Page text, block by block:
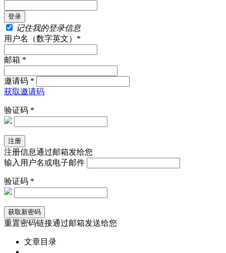
记住我的登录信息
用户名（数字英文）*
邮箱 *
邀请码 *
获取邀请码
验证码 *
注册信息通过邮箱发给您
输入用户名或电子邮件
验证码 *
重置密码链接通过邮箱发送给您
文章目录